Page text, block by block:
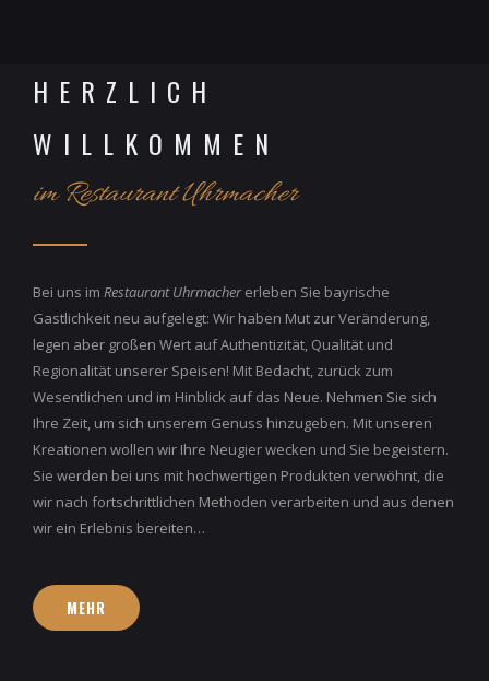
HERZLICH
WILLKOMMEN
im Restaurant Uhrmacher
Bei uns im Restaurant Uhrmachererleben Sie bayrische
Gastlichkeit neu aufgelegt: Wir haben Mut zur Veränderung,
legen aber großen Wert auf Authentizität, Qualität und
Regionalität unserer Speisen! Mit Bedacht, zurück zum
Wesentlichen und im Hinblick auf das Neue. Nehmen Sie sich
Ihre Zeit, um sich unserem Genuss hinzugeben. Mit unseren
Kreationen wollen wir Ihre Neugier wecken und Sie begeistern.
Sie werden bei uns mit hochwertigen Produkten verwöhnt, die
wir nach fortschrittlichen Methoden verarbeiten und aus denen
wir ein Erlebnis bereiten…
MEHR